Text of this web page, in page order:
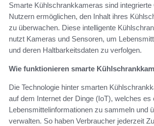
Smarte Kühlschrankkameras sind integrierte
Nutzern ermöglichen, den Inhalt ihres
zu überwachen. Diese intelligente
nutzt Kameras und Sensoren, um
und deren Haltbarkeitsdaten zu verfolgen.
Wie funktionieren smarte
Die Technologie hinter smarten
auf dem Internet der Dinge (IoT), welches es
Lebensmittelinformationen zu sammeln und
verwalten. So haben Verbraucher jederzeit